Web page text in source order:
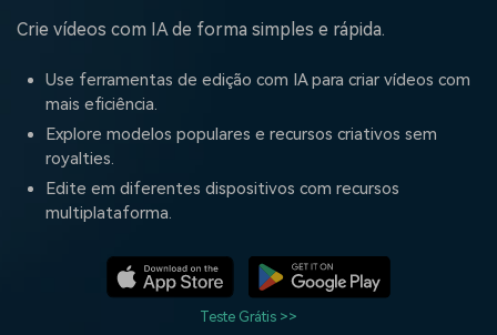
Soluções
Sobre nós
Sala de imprensa
Loja
Suporte
Recursos criativos
IA
Vídeo/Imagem
Áudio
Textos
Soluções
Filmora para
Criar
Recursos
Prompts de Vídeo
populares para gerar vídeos
semelhantes em segundos
tendências de marketing de
vídeo em 2025
Central de ajuda
Fale conosco Histórias de clientes
alcançam sucesso
Preços Entrar
Crie vídeos com IA de forma simples e rápida.
Use ferramentas de edição com IA para criar vídeos com
mais eficiência.
Explore modelos populares e recursos criativos sem
royalties.
Edite em diferentes dispositivos com recursos
multiplataforma.
Teste Grátis >>